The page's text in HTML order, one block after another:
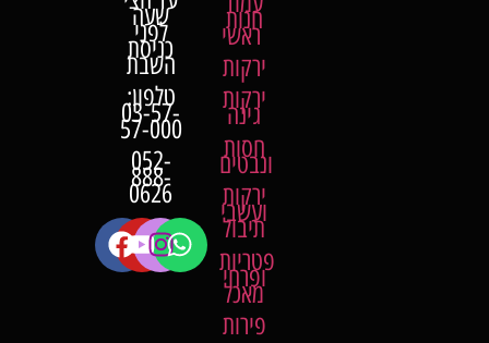
שעה
לפני
כניסת
השבת
טלפון:
03-57-
57-000
052-
888-
0626
חנות
ראשי
ירקות
ירקות
גינה
חסות
ונבטים
ירקות
ועשבי
תיבול
פטריות
ופרחי
מאכל
פירות